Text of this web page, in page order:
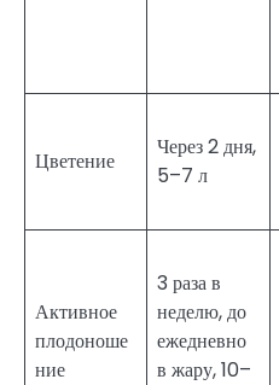
Цветение
Через 2 дня,
5–7 л
Активное
плодоноше
ние
3 раза в
неделю, до
ежедневно
в жару, 10–